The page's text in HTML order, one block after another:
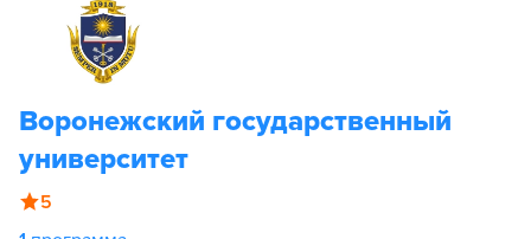
Воронежский государственный
университет
5